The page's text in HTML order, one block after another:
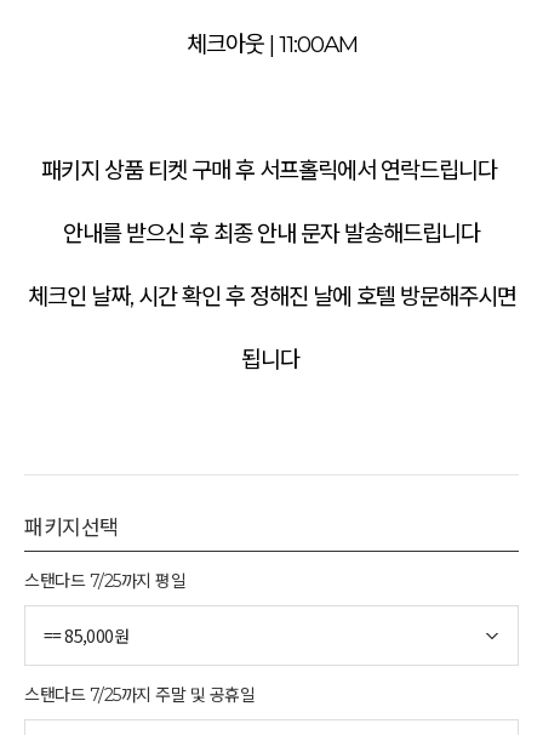
체크아웃 | 11:00AM
패키지 상품 티켓 구매 후 서프홀릭에서 연락드립니다
안내를 받으신 후 최종 안내 문자 발송해드립니다
체크인 날짜, 시간 확인 후 정해진 날에 호텔 방문해주시면
됩니다
패키지선택
스탠다드 7/25까지 평일
스탠다드 7/25까지 주말 및 공휴일